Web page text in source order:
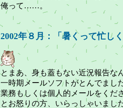
俺って……。
2002年８月：「暑くって忙し
とまあ、身も蓋もない近況報告な
一時期メールソフトがとんでまし
業務もしくは個人的メールをくだ
とお怒りの方、いらっしゃいまし